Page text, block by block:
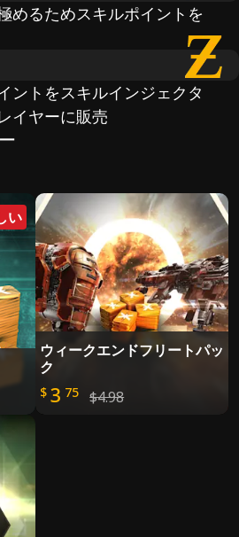
めるためスキルポイントを
ントをスキルインジェクタ
イヤーに販売
い
ウィークエンドフリートパッ
ク
$ 3 75 $4.98